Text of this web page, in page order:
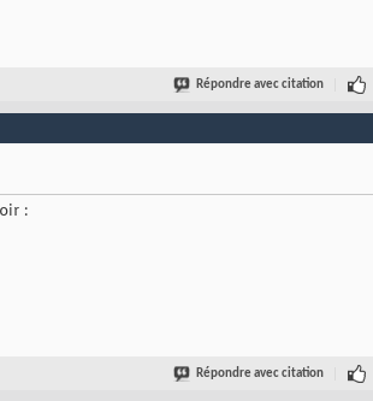
Répondre avec citation
:
Répondre avec citation